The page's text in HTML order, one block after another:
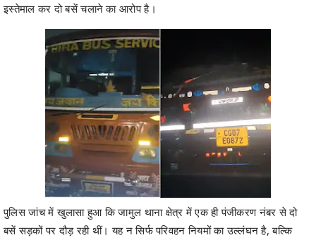
इस्तेमाल कर दो बसें चलाने का आरोप है।
पुलिस जांच में खुलासा हुआ कि जामुल थाना क्षेत्र में एक ही पंजीकरण नंबर से दो
बसें सड़कों पर दौड़ रही थीं। यह न सिर्फ परिवहन नियमों का उल्लंघन है, बल्कि